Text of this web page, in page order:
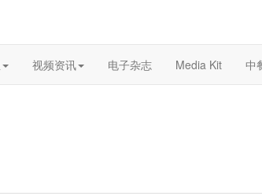
视频资讯 电子杂志 Media Kit 中